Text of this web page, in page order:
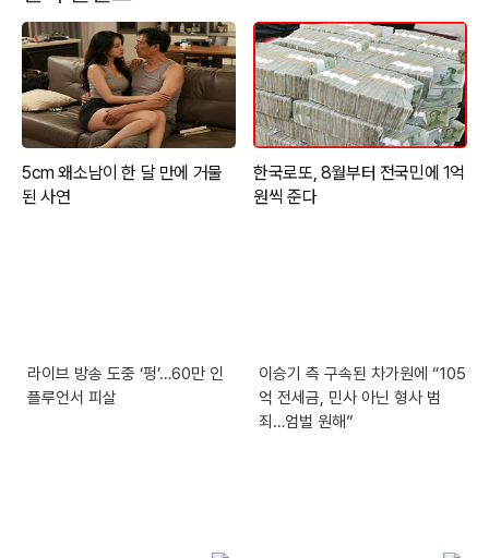
라이브 방송 도중 ‘펑’…60만 인
플루언서 피살
이승기 측 구속된 차가원에 “105
억 전세금, 민사 아닌 형사 범
죄…엄벌 원해”